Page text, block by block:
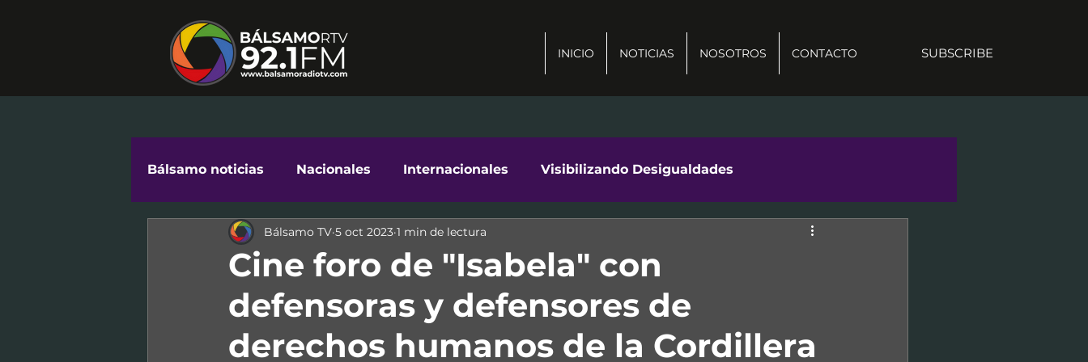
INICIO NOTICIAS NOSOTROS CONTACTO SUBSCRIBE
Bálsamo noticias Nacionales Internacionales Visibilizando Desigualdades
Cuidándonos en Comunidad
Cine foro de "Isabela" con
defensoras y defensores de
derechos humanos de la Cordillera
Bálsamo TV 5 oct 2023 1 min de lectura